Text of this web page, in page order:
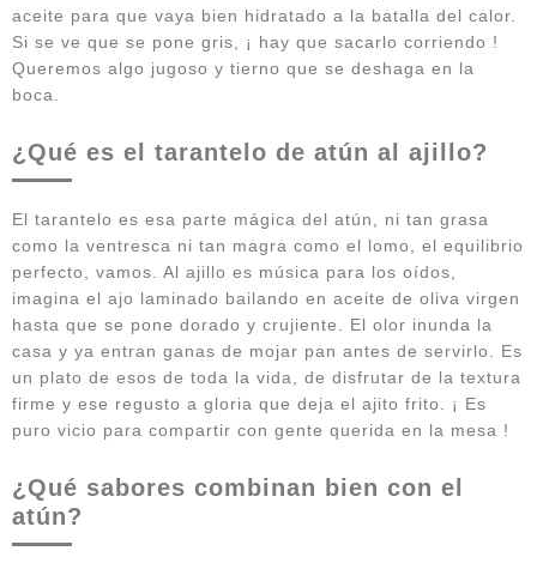
aceite para que vaya bien hidratado a la batalla del calor.
Si se ve que se pone gris, ¡ hay que sacarlo corriendo !
Queremos algo jugoso y tierno que se deshaga en la
boca.
¿Qué es el tarantelo de atún al ajillo?
El tarantelo es esa parte mágica del atún, ni tan grasa
como la ventresca ni tan magra como el lomo, el equilibrio
perfecto, vamos. Al ajillo es música para los oídos,
imagina el ajo laminado bailando en aceite de oliva virgen
hasta que se pone dorado y crujiente. El olor inunda la
casa y ya entran ganas de mojar pan antes de servirlo. Es
un plato de esos de toda la vida, de disfrutar de la textura
firme y ese regusto a gloria que deja el ajito frito. ¡ Es
puro vicio para compartir con gente querida en la mesa !
¿Qué sabores combinan bien con el
atún?